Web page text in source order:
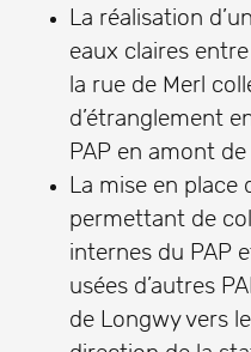
La réalisation
eaux claires
la rue de Merl
d’étranglement
PAP en amont
La mise en place
permettant de
internes du PAP
usées d’autres
de Longwy vers